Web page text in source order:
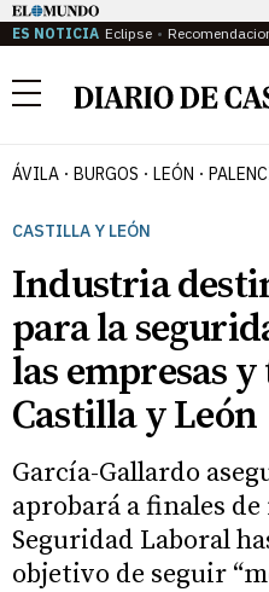
ES NOTICIA Eclipse
Menú
ÁVILA BURGOS LEÓN
CASTILLA Y LEÓN
Industria
para la
las empresas
Castilla y León
García-Gallardo
aprobará a finales
Seguridad Laboral
objetivo de seguir